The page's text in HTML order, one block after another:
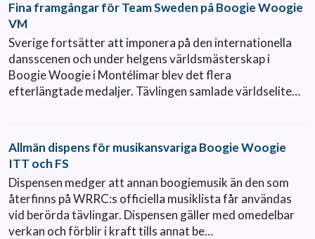
Fina framgångar för Team Sweden på Boogie Woogie
VM
Sverige fortsätter att imponera på den internationella
dansscenen och under helgens världsmästerskap i
Boogie Woogie i Montélimar blev det flera
efterlängtade medaljer. Tävlingen samlade världselite…
Allmän dispens för musikansvariga Boogie Woogie
ITT och FS
Dispensen medger att annan boogiemusik än den som
återfinns på WRRC:s officiella musiklista får användas
vid berörda tävlingar. Dispensen gäller med omedelbar
verkan och förblir i kraft tills annat be…